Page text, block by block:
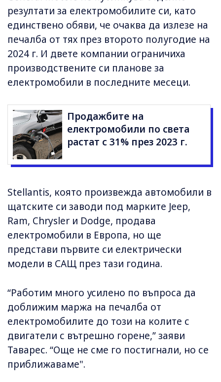
резултати за електромобилите си, като
единствено обяви, че очаква да излезе на
печалба от тях през второто полугодие на
2024 г. И двете компании ограничиха
производствените си планове за
електромобили в последните месеци.
Продажбите на
електромобили по света
растат с 31% през 2023 г.
Stellantis, която произвежда автомобили в
щатските си заводи под марките Jeep,
Ram, Chrysler и Dodge, продава
електромобили в Европа, но ще
представи първите си електрически
модели в САЩ през тази година.
“Работим много усилено по въпроса да
доближим маржа на печалба от
електромобилите до този на колите с
двигатели с вътрешно горене,” заяви
Таварес. “Още не сме го постигнали, но се
приближаваме".